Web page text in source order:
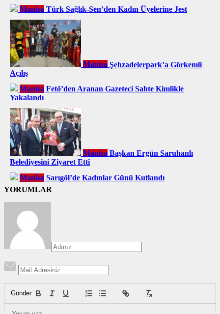
Manisa Türk Sağlık-Sen’den Kadın Üyelerine Jest
Manisa Şehzadelerpark’a Görkemli
Açılış
Manisa Fetö’den Aranan Gazeteci Sahte Kimlikle
Yakalandı
Manisa Başkan Ergün Saruhanlı
Belediyesini Ziyaret Etti
Manisa Sarıgöl’de Kadınlar Günü Kutlandı
YORUMLAR
Gönder